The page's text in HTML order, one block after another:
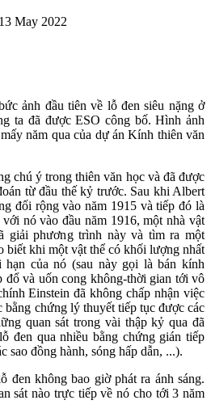
13 May 2022
ảnh đầu tiên về lỗ đen siêu nặng ở
ta đã được ESO công bố. Hình ảnh
năm qua của dự án Kính thiên văn
chú ý trong thiên văn học và đã được
từ đầu thế kỷ trước. Sau khi Albert
đối rộng vào năm 1915 và tiếp đó là
nó vào đầu năm 1916, một nhà vật
giải phương trình này và tìm ra một
biết khi một vật thể có khối lượng nhất
của nó (sau này gọi là bán kính
đổ và uốn cong không-thời gian tới vô
Einstein đã không chấp nhận việc
bằng chứng lý thuyết tiếp tục được các
quan sát trong vài thập kỷ qua đã
đen qua nhiều bằng chứng gián tiếp
sao đồng hành, sóng hấp dẫn, ...).
đen không bao giờ phát ra ánh sáng.
sát nào trực tiếp về nó cho tới 3 năm